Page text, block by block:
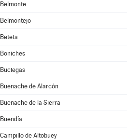
Belmonte
Belmontejo
Beteta
Boniches
Buciegas
Buenache de Alarcón
Buenache de la Sierra
Buendía
Campillo de Altobuey